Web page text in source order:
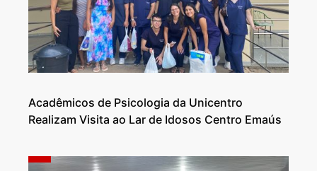
Acadêmicos de Psicologia da Unicentro
Realizam Visita ao Lar de Idosos Centro Emaús